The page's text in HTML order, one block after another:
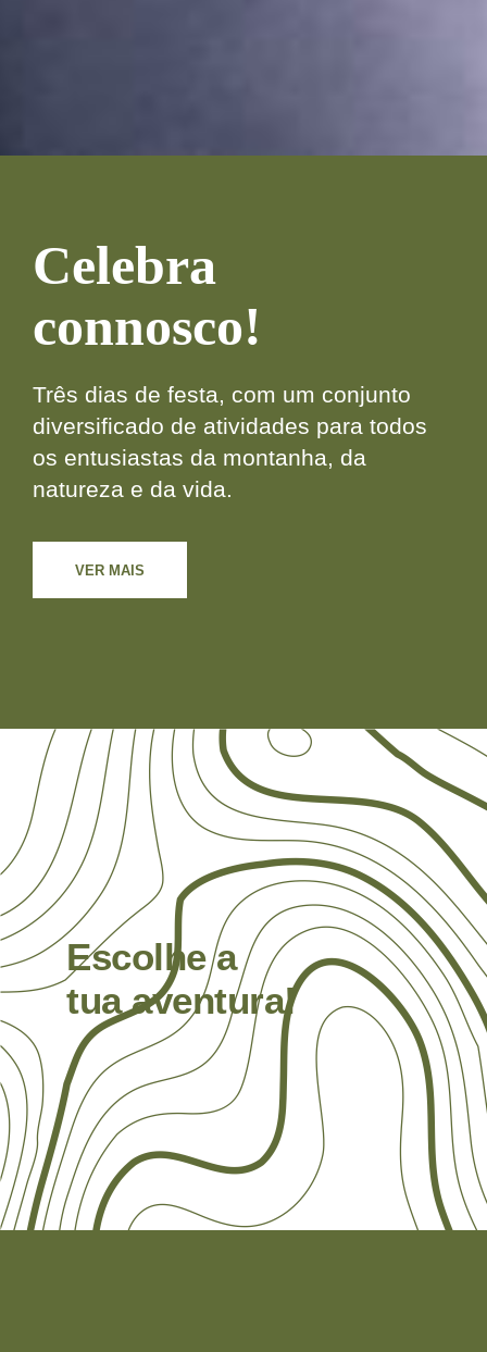
Celebra
connosco!
Três dias de festa, com um conjunto
diversificado de atividades para todos
os entusiastas da montanha, da
natureza e da vida.
VER MAIS
Escolhe a
tua aventura!